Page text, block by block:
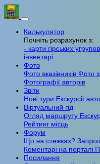
Калькулятор
Почніть розрахунок з:
- карти гірських
інвентарі
Фото
Фото вказівників Фото
Фотографії авторів
Звіти
Нові тури Екскурсії
Віртуальний гід
Огляд маршруту
Рейтинг місць
Форум
Що на стежках?
Коментарі на порталі
Посилання